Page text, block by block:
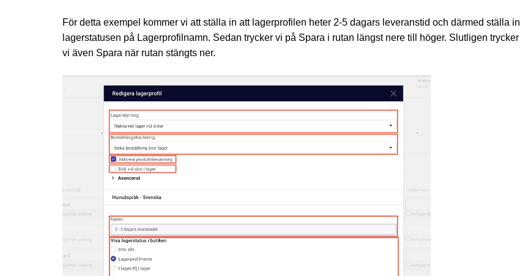
För detta exempel kommer vi att ställa in att lagerprofilen heter 2-5 dagars leveranstid och därmed ställa in
lagerstatusen på Lagerprofilnamn. Sedan trycker vi på Spara i rutan längst nere till höger. Slutligen trycker
vi även Spara när rutan stängts ner.